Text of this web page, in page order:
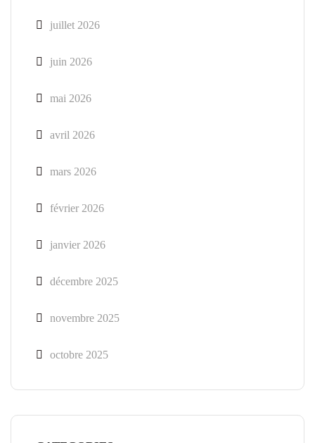
juillet 2026
juin 2026
mai 2026
avril 2026
mars 2026
février 2026
janvier 2026
décembre 2025
novembre 2025
octobre 2025